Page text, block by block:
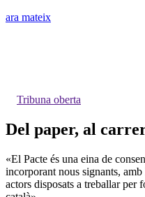
ara mateix
Tribuna oberta
Del paper, al
«El Pacte és una eina de
incorporant nous signants,
actors disposats a treballar per